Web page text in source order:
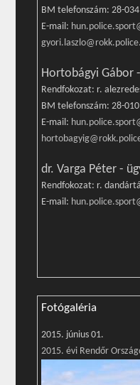
BM telefonszám: 28-034
E-mail:
Hortobágyi Gábor
Rendfokozat: r.
BM telefonszám: 28-010
E-mail:
dr. Varga Péter -
Rendfokozat: r.
E-mail:
Fotógaléria
2015. június 01.
2015. évi Rendőr